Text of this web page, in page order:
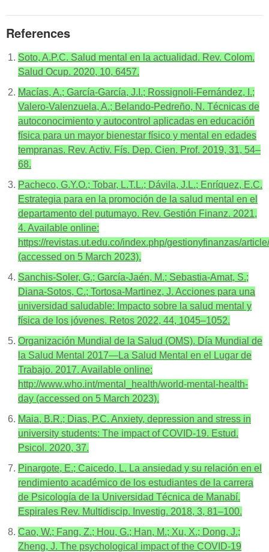
References
Soto, A.P.C. Salud mental en la actualidad. Rev. Colom.
Salud Ocup. 2020, 10, 6457.
Macías, A.; García-García, J.I.; Rossignoli-Fernández, I.;
Valero-Valenzuela, A.; Belando-Pedreño, N. Técnicas de
autoconocimiento y autocontrol aplicadas en educación
física para un mayor bienestar físico y mental en edades
tempranas. Rev. Activ. Fís. Dep. Cien. Prof. 2019, 31, 54–
68.
Pacheco, G.Y.O.; Tobar, L.T.L.; Dávila, J.L.; Enríquez, E.C.
Estrategia para en la promoción de la salud mental en el
departamento del putumayo. Rev. Gestión Finanz. 2021,
4. Available online:
https://revistas.ut.edu.co/index.php/gestionyfinanzas/
(accessed on 5 March 2023).
Sanchis-Soler, G.; García-Jaén, M.; Sebastia-Amat, S.;
Diana-Sotos, C.; Tortosa-Martinez, J. Acciones para una
universidad saludable: Impacto sobre la salud mental y
física de los jóvenes. Retos 2022, 44, 1045–1052.
Organización Mundial de la Salud (OMS). Día Mundial de
la Salud Mental 2017—La Salud Mental en el Lugar de
Trabajo. 2017. Available online:
http://www.who.int/mental_health/world-mental-health-
day (accessed on 5 March 2023).
Maia, B.R.; Dias, P.C. Anxiety, depression and stress in
university students: The impact of COVID-19. Estud.
Psicol. 2020, 37.
Pinargote, E.; Caicedo, L. La ansiedad y su relación en el
rendimiento académico de los estudiantes de la carrera
de Psicología de la Universidad Técnica de Manabí.
Espirales Rev. Multidiscip. Investig. 2018, 3, 81–100.
Cao, W.; Fang, Z.; Hou, G.; Han, M.; Xu, X.; Dong, J.;
Zheng, J. The psychological impact of the COVID-19